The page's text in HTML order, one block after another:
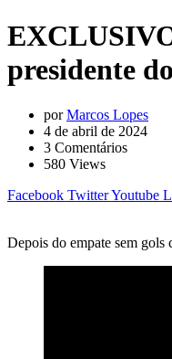
presidente
porMarcos Lopes
4 de abril de 2024
3 Comentários
580 Views
Facebook TwitterYoutube
Depois do empate sem